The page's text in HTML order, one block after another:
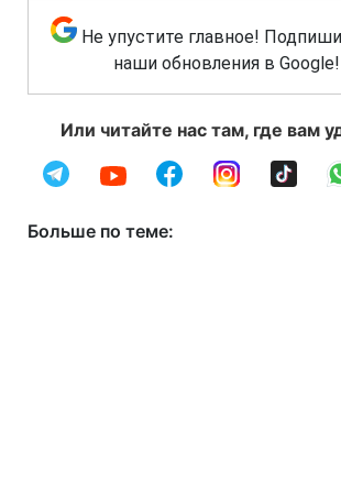
Не упустите главное!
наши обновления в Google!
Или читайте нас там, где вам
Больше по теме: